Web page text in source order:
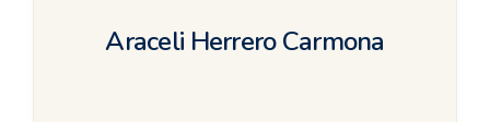
Araceli Herrero Carmona